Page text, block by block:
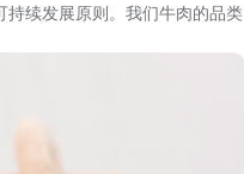
续发展原则。我们牛肉的品类